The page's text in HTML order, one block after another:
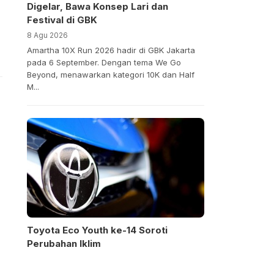
Digelar, Bawa Konsep Lari dan
Festival di GBK
8 Agu 2026
Amartha 10X Run 2026 hadir di GBK Jakarta
pada 6 September. Dengan tema We Go
Beyond, menawarkan kategori 10K dan Half
M...
Toyota Eco Youth ke-14 Soroti
Perubahan Iklim